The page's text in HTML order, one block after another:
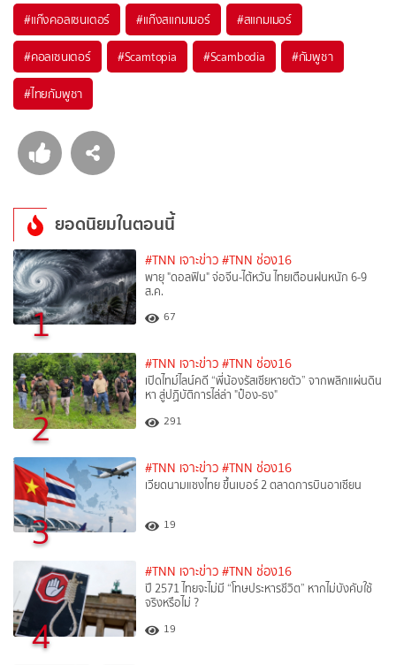
#แก๊งคอลเซนเตอร์ #แก๊งสแกมเมอร์ #สแกมเมอร์
#คอลเซนเตอร์ #Scamtopia #Scambodia #กัมพูชา
#ไทยกัมพูชา
ยอดนิยมในตอนนี้
1
#TNN เจาะข่าว #TNN ช่อง16
พายุ "ดอลฟิน" จ่อจีน-ไต้หวัน ไทยเตือนฝนหนัก 6-9
ส.ค.
67
2
#TNN เจาะข่าว #TNN ช่อง16
เปิดไทม์ไลน์คดี “พี่น้องรัสเซียหายตัว” จากพลิกแผ่นดิน
หา สู่ปฏิบัติการไล่ล่า "ป๋อง-ธง"
291
3
#TNN เจาะข่าว #TNN ช่อง16
เวียดนามแซงไทย ขึ้นเบอร์ 2 ตลาดการบินอาเซียน
19
4
#TNN เจาะข่าว #TNN ช่อง16
ปี 2571 ไทยจะไม่มี “โทษประหารชีวิต” หากไม่บังคับใช้
จริงหรือไม่ ?​
19